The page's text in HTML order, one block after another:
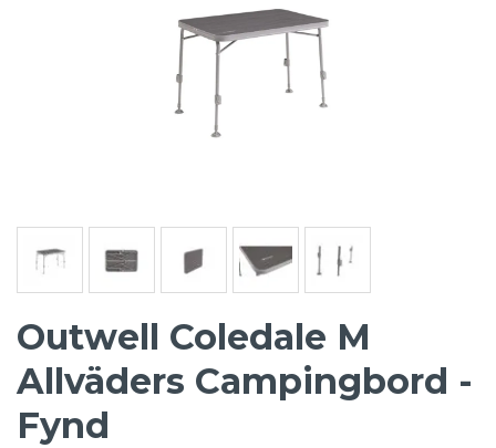
Outwell Coledale M
Allväders Campingbord -
Fynd